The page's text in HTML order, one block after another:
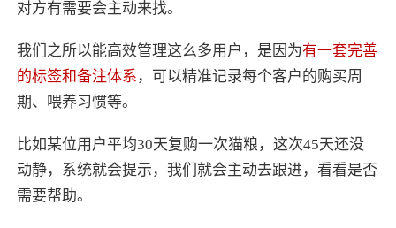
对方有需要会主动来找。
我们之所以能高效管理这么多用户，是因为有一套完善
的标签和备注体系 ，可以精准记录每个客户的购买周
期、喂养习惯等。
比如某位用户平均30天复购一次猫粮，这次45天还没
动静，系统就会提示，我们就会主动去跟进，看看是否
需要帮助。